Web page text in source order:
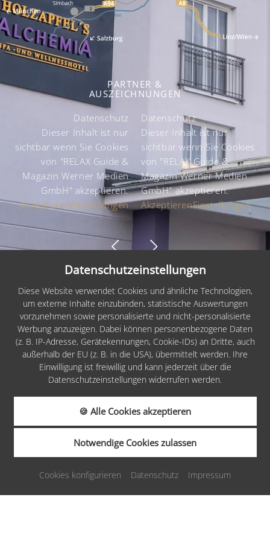
Datenschutzeinstellungen
Diese Website verwendet Cookies und ähnliche Technologien,
um externe Inhalte einzubinden, statistische Auswertungen
vorzunehmen sowie personalisierte und nicht-personalisierte
Werbung anzuzeigen. Dabei können personenbezogene Daten
(z. B. IP-Adresse, Gerätekennungen, Cookie-IDs) an Dritte, auch
außerhalb der EU (z. B. in die USA), übermittelt werden. Ihre
Einwilligung ist freiwillig und kann jederzeit über die
Datenschutzeinstellungen widerrufen werden.
🍪 Alle Cookies akzeptieren
Notwendige Cookies zulassen
Cookies konfigurieren Datenschutz Impressum
ANFRAGEN BUCHEN
GUTSCHEINE KARRIERE
PARTNER &
AUSZEICHNUNGEN
Datenschutz
Dieser Inhalt ist nur
sichtbar wenn Sie Cookies
von "RELAX Guide &
Magazin Werner Medien
GmbH" akzeptieren.
AkzeptierenEinstellungen
Datenschutz
Dieser Inhalt ist nur
sichtbar wenn Sie Cookies
von "RELAX Guide &
Magazin Werner Medien
GmbH" akzeptieren.
AkzeptierenEinstellungen
Sitemap
Impressum
Datenschutz
Cookies
Barrierefreiheit
Infos
made by